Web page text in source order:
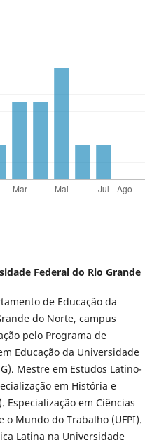
Federal do Rio Grande
de Educação da
do Norte, campus
pelo Programa de
Educação da Universidade
Mestre em Estudos Latino-
em História e
Especialização em Ciências
o Mundo do Trabalho (UFPI).
Latina na Universidade